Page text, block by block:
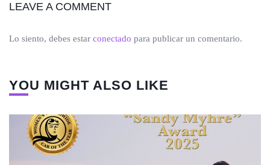
LEAVE A COMMENT
Lo siento, debes estar conectado para publicar un comentario.
YOU MIGHT ALSO LIKE